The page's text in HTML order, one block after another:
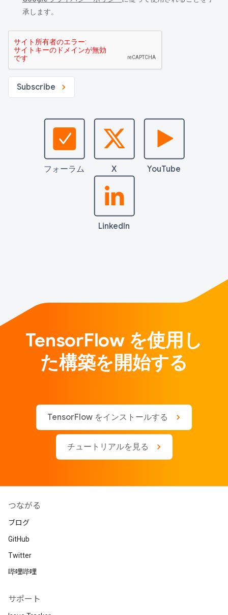
フォーラム X YouTube
LinkedIn
TensorFlow を使用し
た構築を開始する
TensorFlow をインストールする
チュートリアルを見る
つながる
ブログ
GitHub
Twitter
哔哩哔哩
サポート